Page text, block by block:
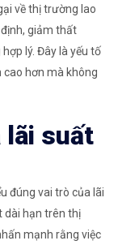
về thị trường lao
giảm thất
lý. Đây là yếu tố
cao hơn mà không
lãi suất
đúng vai trò của lãi
dài hạn trên thị
mạnh rằng việc